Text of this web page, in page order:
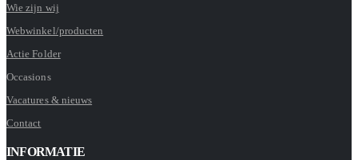
Wie zijn wij
Webwinkel/producten
Actie Folder
Occasions
Vacatures & nieuws
Contact
INFORMATIE